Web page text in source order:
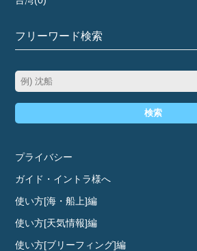
フリーワード検索
検索
プライバシー
ガイド・イントラ様へ
使い方[海・船上]編
使い方[天気情報]編
使い方[ブリーフィング]編